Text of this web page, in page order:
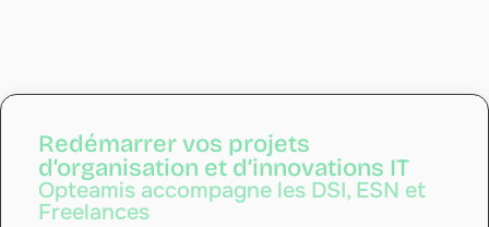
Redémarrer vos projets
d’organisation et d’innovations IT
Opteamis accompagne les DSI, ESN et
Freelances